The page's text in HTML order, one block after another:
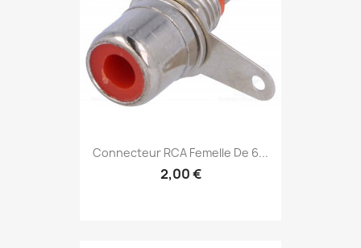
Connecteur RCA Femelle De 6...
2,00 €